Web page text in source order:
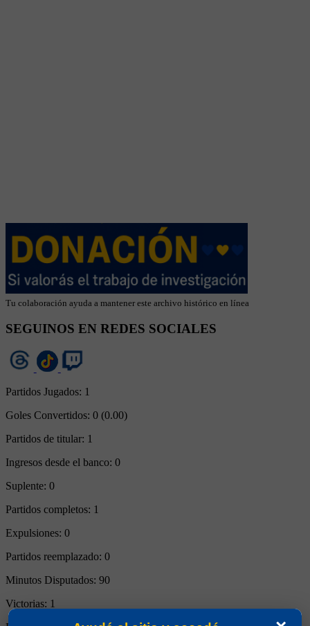
Tu colaboración ayuda a mantener este archivo histórico en línea
SEGUINOS EN REDES SOCIALES
Partidos Jugados: 1
Goles Convertidos: 0 (0.00)
Partidos de titular: 1
Ingresos desde el banco: 0
Suplente: 0
Partidos completos: 1
Expulsiones: 0
Partidos reemplazado: 0
Minutos Disputados: 90
Victorias: 1